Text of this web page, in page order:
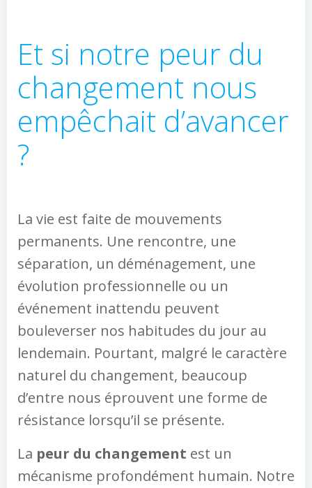
Et si notre peur du
changement nous
empêchait d’avancer
?
La vie est faite de mouvements
permanents. Une rencontre, une
séparation, un déménagement, une
évolution professionnelle ou un
événement inattendu peuvent
bouleverser nos habitudes du jour au
lendemain. Pourtant, malgré le caractère
naturel du changement, beaucoup
d’entre nous éprouvent une forme de
résistance lorsqu’il se présente.
La peur du changement est un
mécanisme profondément humain. Notre